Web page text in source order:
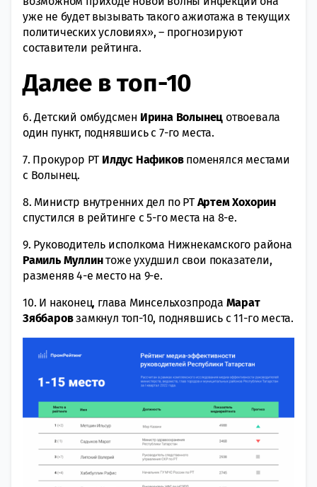
уже не будет вызывать такого ажиотажа в текущих
политических условиях», – прогнозируют
составители рейтинга.
Далее в топ-10
6. Детский омбудсмен Ирина Волынец отвоевала
один пункт, поднявшись с 7-го места.
7. Прокурор РТ Илдус Нафиковпоменялся местами
с Волынец.
8. Министр внутренних дел по РТ Артем Хохорин
спустился в рейтинге с 5-го места на 8-е.
9. Руководитель исполкома Нижнекамского района
Рамиль Муллинтоже ухудшил свои показатели,
разменяв 4-е место на 9-е.
10. И наконец, глава Минсельхозпрода Марат
Зяббаровзамкнул топ-10, поднявшись с 11-го места.